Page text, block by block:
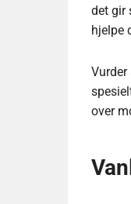
det gir
hjelpe
over